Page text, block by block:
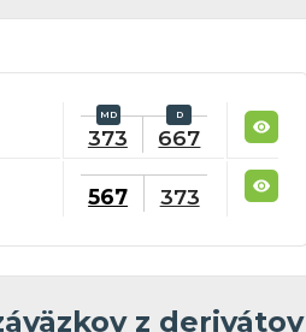
373 667
567 373
z derivátov